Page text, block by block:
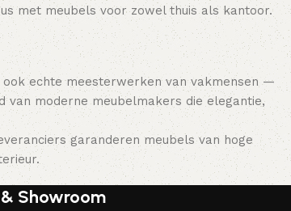
met meubels voor zowel thuis als kantoor.
echte meesterwerken van vakmensen —
moderne meubelmakers die elegantie,
garanderen meubels van hoge
Showroom